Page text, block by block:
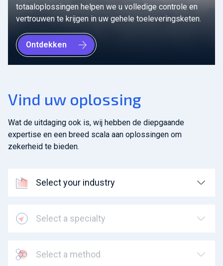
totaaloplossingen helpen we u volledige controle en
vertrouwen te krijgen in uw gehele toeleveringsketen.
Ontdekken
Vind uw oplossing
Wat de uitdaging ook is, wij hebben de diepgaande
expertise en een breed scala aan oplossingen om
zekerheid te bieden.
Select your industry
Select a specialty
Select a method